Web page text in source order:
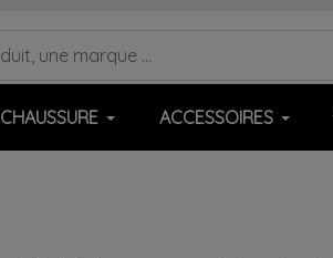
CHAUSSURE ACCESSOIRES